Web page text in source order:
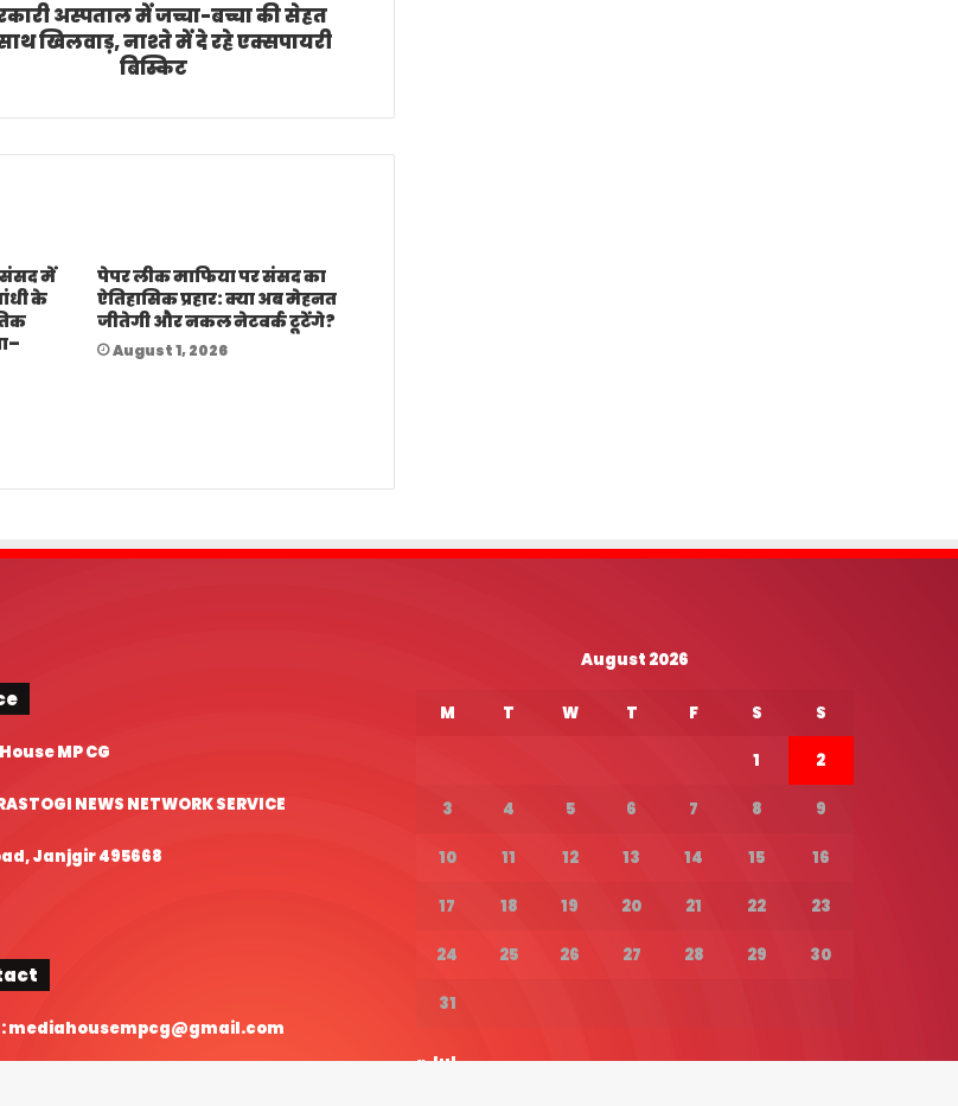
अस्पताल में जच्चा-बच्चा की सेहत
खिलवाड़, नाश्ते में दे रहे एक्सपायरी
बिस्किट
संसद में
के
पेपर लीक माफिया पर संसद का
ऐतिहासिक प्रहार: क्या अब मेहनत
जीतेगी और नकल नेटवर्क टूटेंगे?
August 1, 2026
MP CG
NEWS NETWORK SERVICE
Janjgir 495668
: mediahousempcg@gmail.com
August 2026
M T W T F S S
1 2
3 4 5 6 7 8 9
10 11 12 13 14 15 16
17 18 19 20 21 22 23
24 25 26 27 28 29 30
31
« Jul